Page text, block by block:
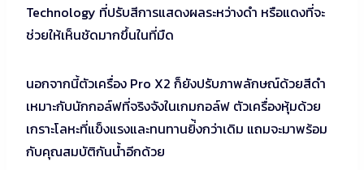
Technology ที่ปรับสีการแสดงผลระหว่างดำ หรือแดงที่จะ
ช่วยให้เห็นชัดมากขึ้นในที่มืด
นอกจากนี้ตัวเครื่อง Pro X2 ก็ยังปรับภาพลักษณ์ด้วยสีดำ
เหมาะกับนักกอล์ฟที่จริงจังในเกมกอล์ฟ ตัวเครื่องหุ้มด้วย
เกราะโลหะที่แข็งแรงและทนทานยิ่้งกว่าเดิม แถมจะมาพร้อม
กับคุณสมบัติกันน้ำอีกด้วย